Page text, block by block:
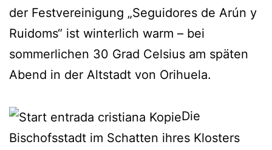
der Festvereinigung „Seguidores de Arún y
Ruidoms“ ist winterlich warm – bei
sommerlichen 30 Grad Celsius am späten
Abend in der Altstadt von Orihuela.
Die
Bischofsstadt im Schatten ihres Klosters